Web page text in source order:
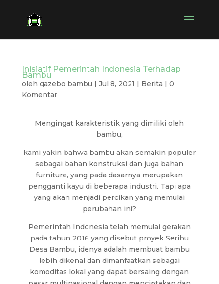
Inisiatif Pemerintah Indonesia Terhadap
Bambu
oleh gazebo bambu | Jul 8, 2021 | Berita | 0
Komentar
Mengingat karakteristik yang dimiliki oleh
bambu,
kami yakin bahwa bambu akan semakin populer
sebagai bahan konstruksi dan juga bahan
furniture, yang pada dasarnya merupakan
pengganti kayu di beberapa industri. Tapi apa
yang akan menjadi percikan yang memulai
perubahan ini?
Pemerintah Indonesia telah memulai gerakan
pada tahun 2016 yang disebut proyek Seribu
Desa Bambu, idenya adalah membuat bambu
lebih dikenal dan dimanfaatkan sebagai
komoditas lokal yang dapat bersaing dengan